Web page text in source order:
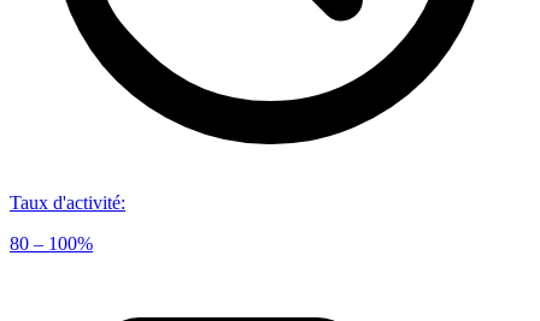
Taux d'activité:
80 – 100%